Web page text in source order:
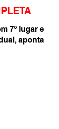
7º lugar e
aponta